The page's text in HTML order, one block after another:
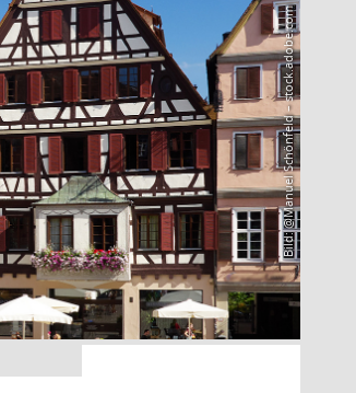
Bild: @Manuel Schönfeld – stock.adobe.com